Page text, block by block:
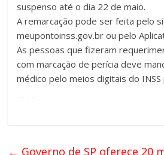
suspenso até o dia 22 de maio.
A remarcação pode ser feita pelo
meupontoinss.gov.br ou pelo
As pessoas que fizeram
com marcação de perícia deve
médico pelo meios digitais do INSS
← Governo de SP oferece 20